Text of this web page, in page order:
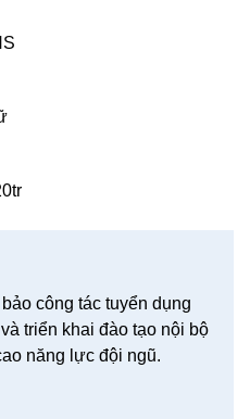
công tác tuyển dụng
triển khai đào tạo nội bộ
năng lực đội ngũ.